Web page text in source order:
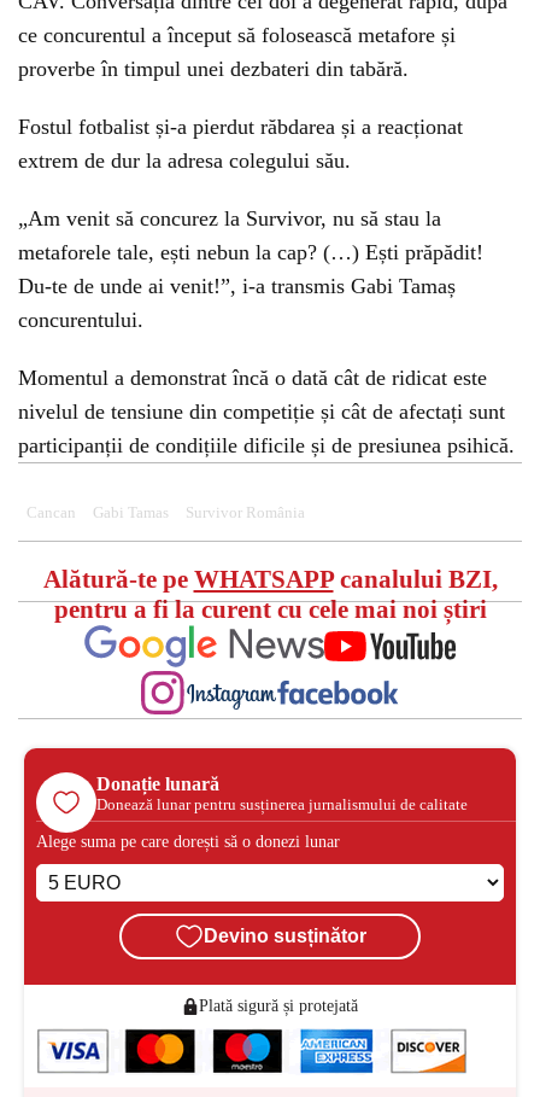
ce concurentul a început să folosească metafore și
proverbe în timpul unei dezbateri din tabără.
Fostul fotbalist și-a pierdut răbdarea și a reacționat
extrem de dur la adresa colegului său.
„Am venit să concurez la Survivor, nu să stau la
metaforele tale, ești nebun la cap? (…) Ești prăpădit!
Du-te de unde ai venit!”, i-a transmis Gabi Tamaș
concurentului.
Momentul a demonstrat încă o dată cât de ridicat este
nivelul de tensiune din competiție și cât de afectați sunt
participanții de condițiile dificile și de presiunea psihică.
Cancan Gabi Tamas Survivor România
Alătură-te pe WHATSAPPcanalului BZI,
pentru a fi la curent cu cele mai noi știri
Donație lunară
Donează lunar pentru susținerea jurnalismului de calitate
Alege suma pe care dorești să o donezi lunar
Devino susținător
Plată sigură și protejată